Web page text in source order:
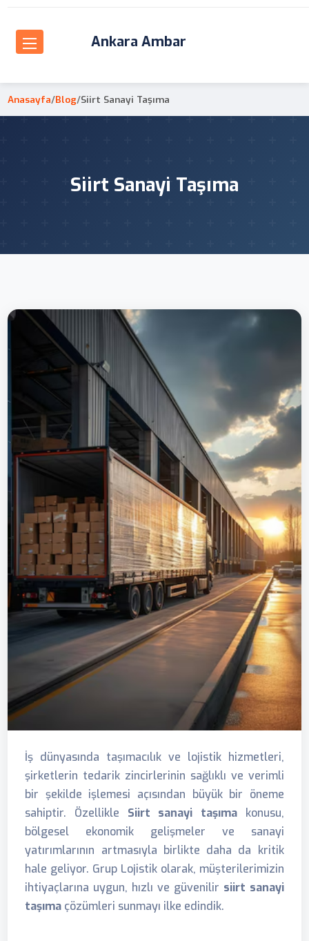
Ankara Ambar
Anasayfa/Blog/Siirt Sanayi Taşıma
Siirt Sanayi Taşıma
İş dünyasında taşımacılık ve lojistik hizmetleri,
şirketlerin tedarik zincirlerinin sağlıklı ve verimli
bir şekilde işlemesi açısından büyük bir öneme
sahiptir. Özellikle Siirt sanayi taşıma konusu,
bölgesel ekonomik gelişmeler ve sanayi
yatırımlarının artmasıyla birlikte daha da kritik
hale geliyor. Grup Lojistik olarak, müşterilerimizin
ihtiyaçlarına uygun, hızlı ve güvenilir siirt sanayi
taşıma çözümleri sunmayı ilke edindik.